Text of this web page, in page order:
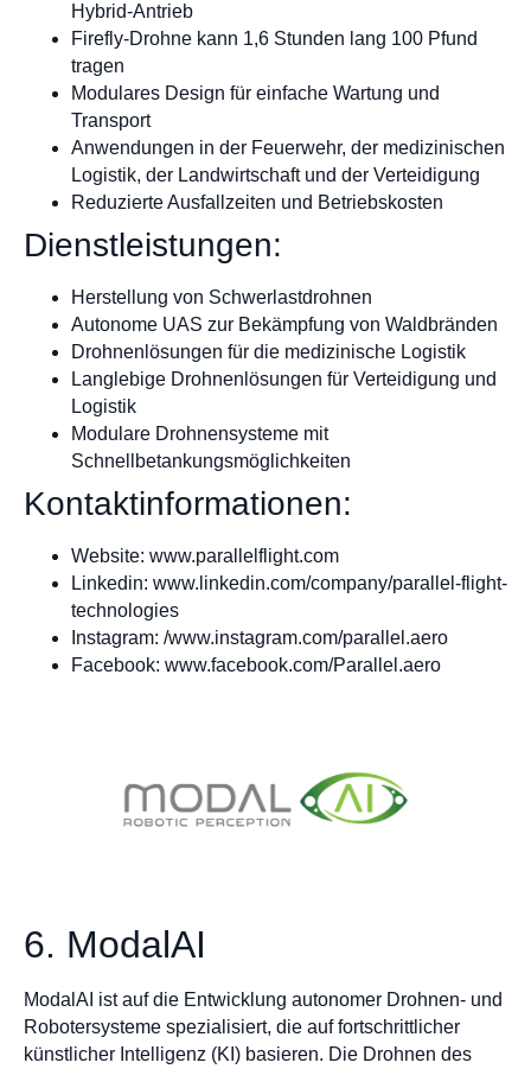
Hybrid-Antrieb
Firefly-Drohne kann 1,6 Stunden lang 100 Pfund
tragen
Modulares Design für einfache Wartung und
Transport
Anwendungen in der Feuerwehr, der medizinischen
Logistik, der Landwirtschaft und der Verteidigung
Reduzierte Ausfallzeiten und Betriebskosten
Dienstleistungen:
Herstellung von Schwerlastdrohnen
Autonome UAS zur Bekämpfung von Waldbränden
Drohnenlösungen für die medizinische Logistik
Langlebige Drohnenlösungen für Verteidigung und
Logistik
Modulare Drohnensysteme mit
Schnellbetankungsmöglichkeiten
Kontaktinformationen:
Website: www.parallelflight.com
Linkedin: www.linkedin.com/company/parallel-flight-
technologies
Instagram: /www.instagram.com/parallel.aero
Facebook: www.facebook.com/Parallel.aero
6. ModalAI
ModalAI ist auf die Entwicklung autonomer Drohnen- und
Robotersysteme spezialisiert, die auf fortschrittlicher
künstlicher Intelligenz (KI) basieren. Die Drohnen des